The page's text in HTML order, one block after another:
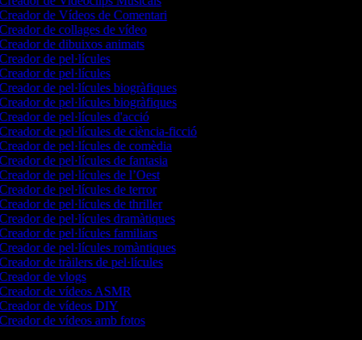
de Vídeos de Comentari
de collages de vídeo
de dibuixos animats
de pel·lícules
de pel·lícules
de pel·lícules biogràfiques
de pel·lícules biogràfiques
de pel·lícules d'acció
de pel·lícules de ciència-ficció
de pel·lícules de comèdia
de pel·lícules de fantasia
de pel·lícules de l’Oest
de pel·lícules de terror
de pel·lícules de thriller
de pel·lícules dramàtiques
de pel·lícules familiars
de pel·lícules romàntiques
de tràilers de pel·lícules
de vlogs
de vídeos ASMR
de vídeos DIY
de vídeos amb fotos